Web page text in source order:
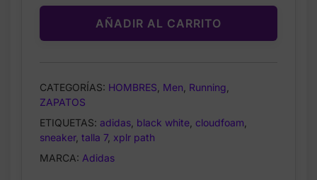
Sneaker
Black
White
zapatos
AÑADIR AL CARRITO
CATEGORÍAS: HOMBRES Men Running
ZAPATOS
ETIQUETAS: adidas black white cloudfoam
sneaker, talla 7, xplr path
MARCA: Adidas